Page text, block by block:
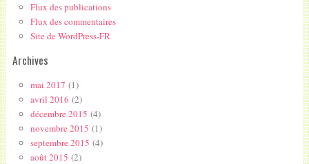
Flux des publications
Flux des commentaires
Site de WordPress-FR
Archives
mai 2017 (1)
avril 2016 (2)
décembre 2015 (4)
novembre 2015 (1)
septembre 2015 (4)
août 2015 (2)